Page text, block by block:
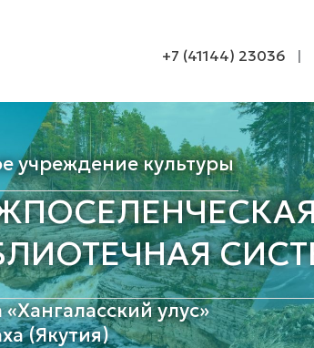
+7 (41144) 23036 |
учреждение культуры
улус»
(Якутия)